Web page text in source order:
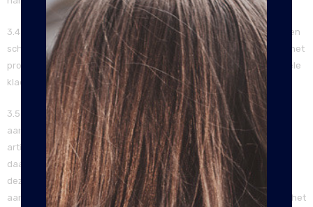
3.4. Nadat u tot aankoop bent over gegaan, ontvangt u van ons een
schriftelijke bevestiging per e-mail van uw aankoop. Daarin staat het
product dat u hebt gekocht, wat het u kost en waar u met eventuele
klachten en opmerkingen terecht kunt.
3.5. Wij zijn aan u verplicht het product of artikel binnen 30 dagen
aan u te leveren. Mocht door onvoorziene omstandigheden het
artikel niet binnen deze periode leverbaar zijn, dan zullen wij u
daarvan schriftelijk op de hoogte brengen. Na het verstrijken van
deze 30 dagen krijgt u van ons het eventueel al betaalde
aankoopbedrag terug. Dit kan nooit meer zijn dan 50 procent van het